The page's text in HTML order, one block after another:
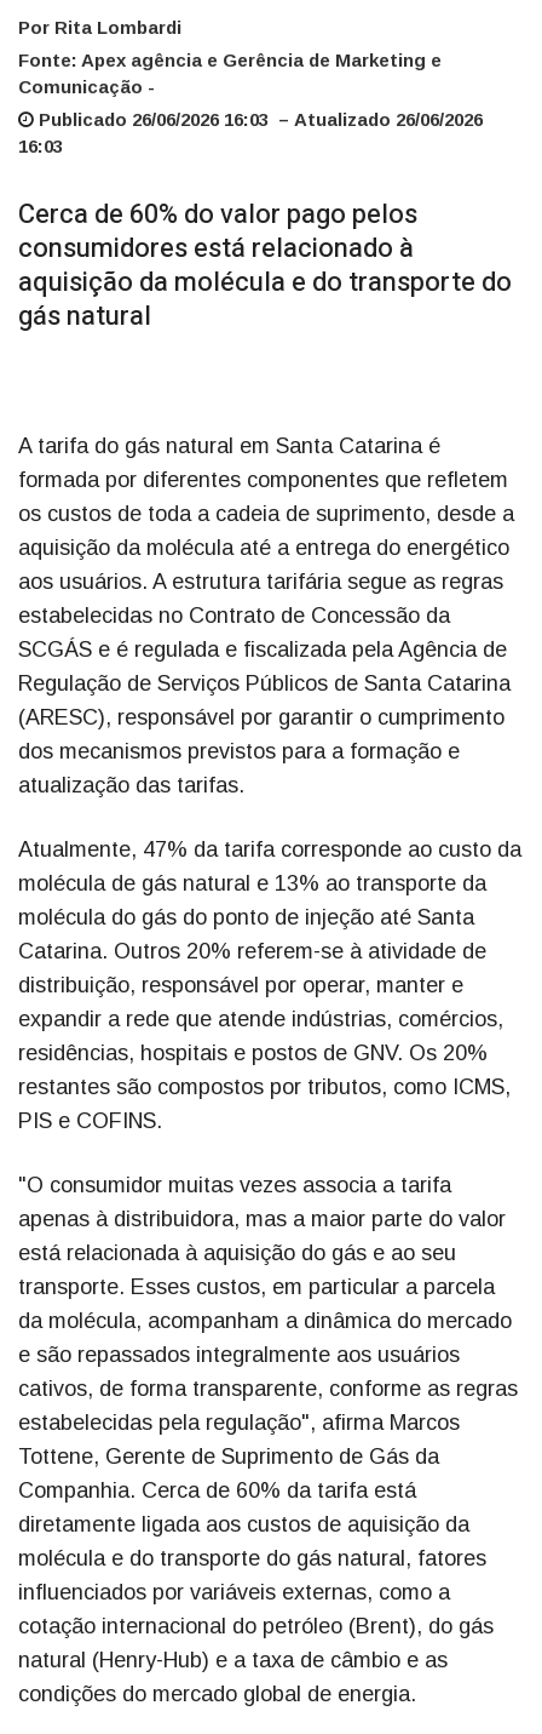
Por Rita Lombardi
Fonte: Apex agência e Gerência de Marketing e
Comunicação -
Publicado 26/06/2026 16:03 – Atualizado 26/06/2026
16:03
Cerca de 60% do valor pago pelos
consumidores está relacionado à
aquisição da molécula e do transporte do
gás natural
A tarifa do gás natural em Santa Catarina é
formada por diferentes componentes que refletem
os custos de toda a cadeia de suprimento, desde a
aquisição da molécula até a entrega do energético
aos usuários. A estrutura tarifária segue as regras
estabelecidas no Contrato de Concessão da
SCGÁS e é regulada e fiscalizada pela Agência de
Regulação de Serviços Públicos de Santa Catarina
(ARESC), responsável por garantir o cumprimento
dos mecanismos previstos para a formação e
atualização das tarifas.
Atualmente, 47% da tarifa corresponde ao custo da
molécula de gás natural e 13% ao transporte da
molécula do gás do ponto de injeção até Santa
Catarina. Outros 20% referem-se à atividade de
distribuição, responsável por operar, manter e
expandir a rede que atende indústrias, comércios,
residências, hospitais e postos de GNV. Os 20%
restantes são compostos por tributos, como ICMS,
PIS e COFINS.
"O consumidor muitas vezes associa a tarifa
apenas à distribuidora, mas a maior parte do valor
está relacionada à aquisição do gás e ao seu
transporte. Esses custos, em particular a parcela
da molécula, acompanham a dinâmica do mercado
e são repassados integralmente aos usuários
cativos, de forma transparente, conforme as regras
estabelecidas pela regulação", afirma Marcos
Tottene, Gerente de Suprimento de Gás da
Companhia. Cerca de 60% da tarifa está
diretamente ligada aos custos de aquisição da
molécula e do transporte do gás natural, fatores
influenciados por variáveis externas, como a
cotação internacional do petróleo (Brent), do gás
natural (Henry-Hub) e a taxa de câmbio e as
condições do mercado global de energia.